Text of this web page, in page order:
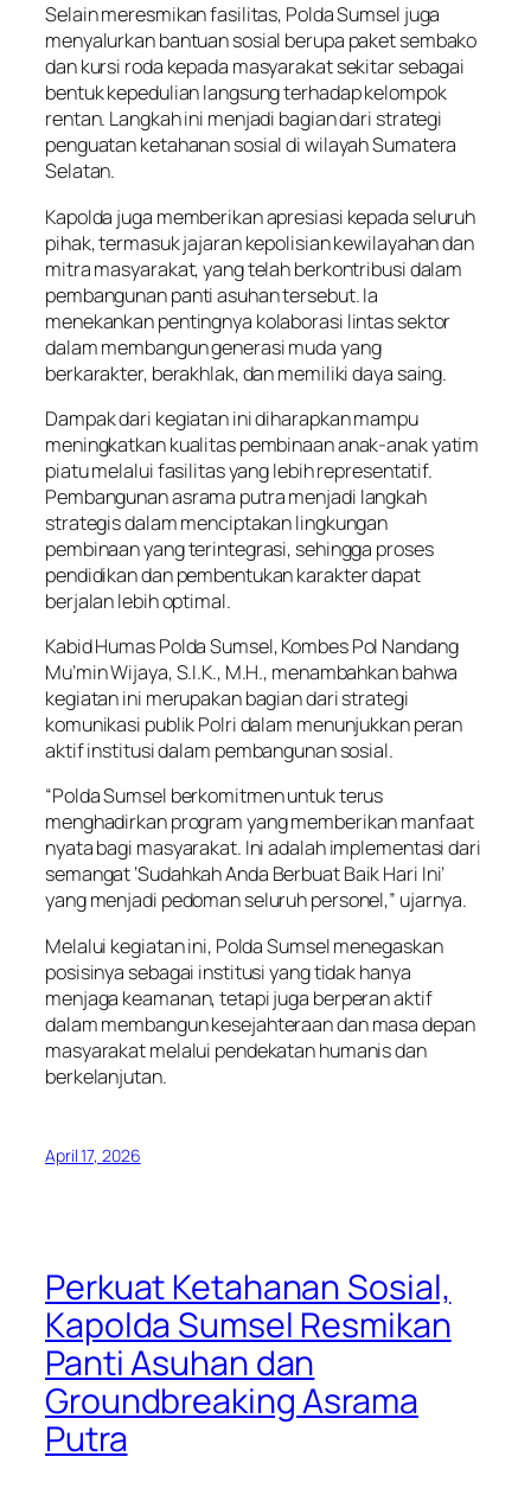
Selain meresmikan fasilitas, Polda Sumsel juga
menyalurkan bantuan sosial berupa paket sembako
dan kursi roda kepada masyarakat sekitar sebagai
bentuk kepedulian langsung terhadap kelompok
rentan. Langkah ini menjadi bagian dari strategi
penguatan ketahanan sosial di wilayah Sumatera
Selatan.
Kapolda juga memberikan apresiasi kepada seluruh
pihak, termasuk jajaran kepolisian kewilayahan dan
mitra masyarakat, yang telah berkontribusi dalam
pembangunan panti asuhan tersebut. Ia
menekankan pentingnya kolaborasi lintas sektor
dalam membangun generasi muda yang
berkarakter, berakhlak, dan memiliki daya saing.
Dampak dari kegiatan ini diharapkan mampu
meningkatkan kualitas pembinaan anak-anak yatim
piatu melalui fasilitas yang lebih representatif.
Pembangunan asrama putra menjadi langkah
strategis dalam menciptakan lingkungan
pembinaan yang terintegrasi, sehingga proses
pendidikan dan pembentukan karakter dapat
berjalan lebih optimal.
Kabid Humas Polda Sumsel, Kombes Pol Nandang
Mu’min Wijaya, S.I.K., M.H., menambahkan bahwa
kegiatan ini merupakan bagian dari strategi
komunikasi publik Polri dalam menunjukkan peran
aktif institusi dalam pembangunan sosial.
“Polda Sumsel berkomitmen untuk terus
menghadirkan program yang memberikan manfaat
nyata bagi masyarakat. Ini adalah implementasi dari
semangat ‘Sudahkah Anda Berbuat Baik Hari Ini’
yang menjadi pedoman seluruh personel,” ujarnya.
Melalui kegiatan ini, Polda Sumsel menegaskan
posisinya sebagai institusi yang tidak hanya
menjaga keamanan, tetapi juga berperan aktif
dalam membangun kesejahteraan dan masa depan
masyarakat melalui pendekatan humanis dan
berkelanjutan.
April 17, 2026
Perkuat Ketahanan Sosial,
Kapolda Sumsel Resmikan
Panti Asuhan dan
Groundbreaking Asrama
Putra